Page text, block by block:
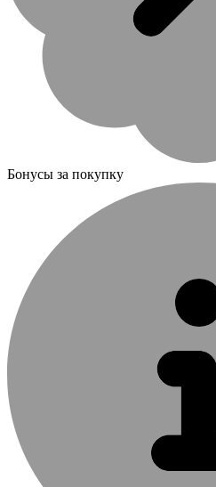
Бонусы за покупку